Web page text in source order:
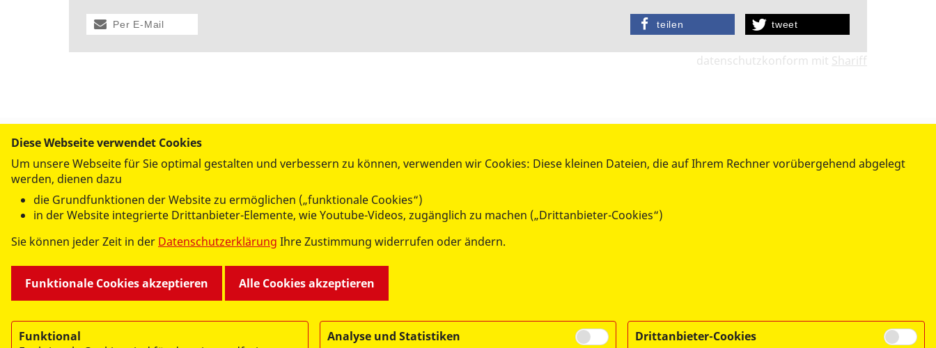
Per E-Mail
tweet
teilen
datenschutzkonform mit Shariff
- UNSERE DIENSTLEISTUNGEN -
Pflegeberatung
Seniorenheime
Tagespflege
Kindertagesstätte
- UNSERE ANGEBOTE -
Ausbildung im ASB
Ehrenamt
- DER ASB LEIPZIG -
Diese Webseite verwendet Cookies
Um unsere Webseite für Sie optimal gestalten und verbessern zu können, verwenden wir Cookies: Diese kleinen Dateien, die auf Ihrem Rechner vorübergehend abgelegt
werden, dienen dazu
die Grundfunktionen der Website zu ermöglichen („funktionale Cookies“)
in der Website integrierte Drittanbieter-Elemente, wie Youtube-Videos, zugänglich zu machen („Drittanbieter-Cookies“)
Sie können jeder Zeit in der Datenschutzerklärung Ihre Zustimmung widerrufen oder ändern.
Funktionale Cookies akzeptieren Alle Cookies akzeptieren
Funktional
Analyse und Statistiken
Drittanbieter-Cookies